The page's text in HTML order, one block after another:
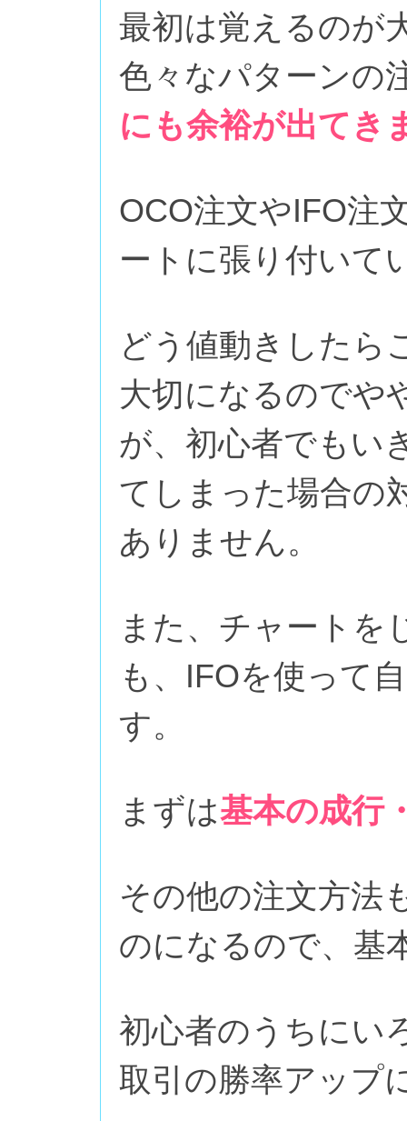
最初は覚えるのが
色々なパターンの
にも余裕が出てき
OCO注文やIFO注
ートに張り付いて
どう値動きしたら
大切になるのでや
が、初心者でもい
てしまった場合の
ありません。
また、チャートを
も、IFOを使って
す。
まずは基本の成行
その他の注文方法
のになるので、基
初心者のうちにい
取引の勝率アップ